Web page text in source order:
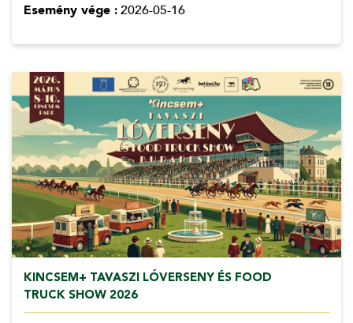
Esemény vége :2026-05-16
KINCSEM+ TAVASZI LÓVERSENY ÉS FOOD
TRUCK SHOW 2026